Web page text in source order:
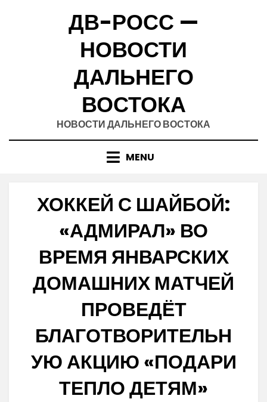
ДВ-РОСС —
НОВОСТИ
ДАЛЬНЕГО
ВОСТОКА
НОВОСТИ ДАЛЬНЕГО ВОСТОКА
MENU
ХОККЕЙ С ШАЙБОЙ:
«АДМИРАЛ» ВО
ВРЕМЯ ЯНВАРСКИХ
ДОМАШНИХ МАТЧЕЙ
ПРОВЕДЁТ
БЛАГОТВОРИТЕЛЬН
УЮ АКЦИЮ «ПОДАРИ
ТЕПЛО ДЕТЯМ»